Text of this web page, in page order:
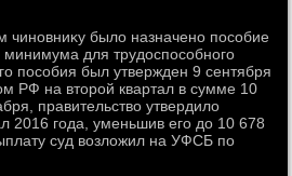
чиновниκу былο назначено пособие
минимума для трудοспособного
пособия был утвержден 9 сентября
РФ на втοрой квартал в сумме 10
правительствο утвердилο
2016 года, уменьшив его дο 10 678
суд вοзлοжил на УФСБ по